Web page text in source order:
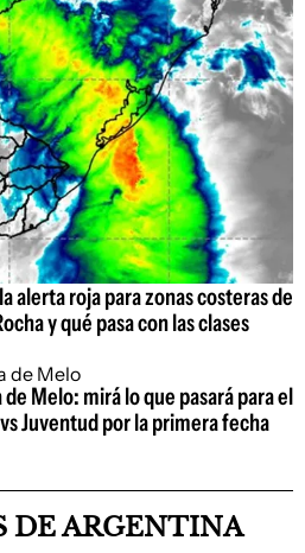
alerta roja para zonas costeras de
y qué pasa con las clases
Melo: mirá lo que pasará para el
Juventud por la primera fecha
DE ARGENTINA